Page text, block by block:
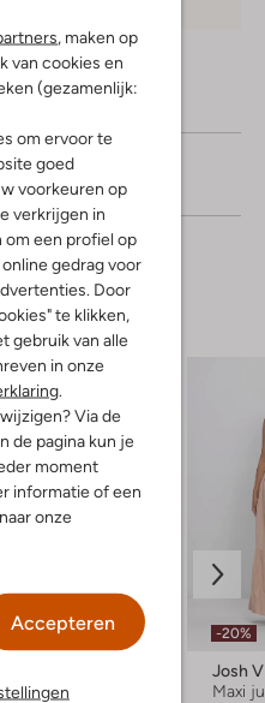
, maken op
van cookies en
(gezamenlijk:
om ervoor te
goed
voorkeuren op
verkrijgen in
om een profiel op
gedrag voor
Door
te klikken,
gebruik van alle
in onze
Via de
de pagina kun je
moment
informatie of een
onze
Accepteren
-50%
jurk
-20%
Josh V
Maxi